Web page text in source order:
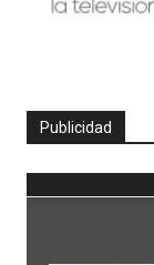
Publicidad